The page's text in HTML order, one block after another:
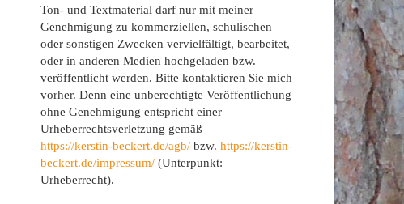
Ton- und Textmaterial darf nur mit meiner
Genehmigung zu kommerziellen, schulischen
oder sonstigen Zwecken vervielfältigt, bearbeitet,
oder in anderen Medien hochgeladen bzw.
veröffentlicht werden. Bitte kontaktieren Sie mich
vorher. Denn eine unberechtigte Veröffentlichung
ohne Genehmigung entspricht einer
Urheberrechtsverletzung gemäß
https://kerstin-beckert.de/agb/bzw. https://kerstin-
beckert.de/impressum/(Unterpunkt:
Urheberrecht).